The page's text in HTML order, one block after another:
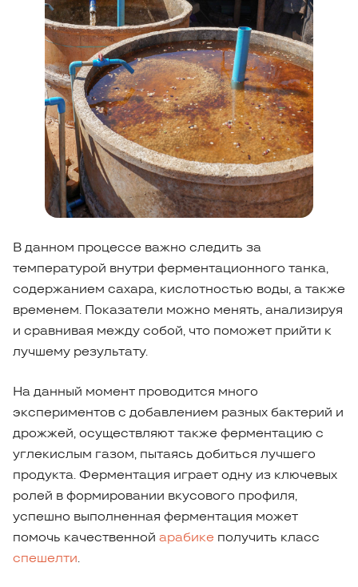
В данном процессе важно следить за
температурой внутри ферментационного танка,
содержанием сахара, кислотностью воды, а также
временем. Показатели можно менять, анализируя
и сравнивая между собой, что поможет прийти к
лучшему результату.
На данный момент проводится много
экспериментов с добавлением разных бактерий и
дрожжей, осуществляют также ферментацию с
углекислым газом, пытаясь добиться лучшего
продукта. Ферментация играет одну из ключевых
ролей в формировании вкусового профиля,
успешно выполненная ферментация может
помочь качественной арабике получить класс
спешелти.